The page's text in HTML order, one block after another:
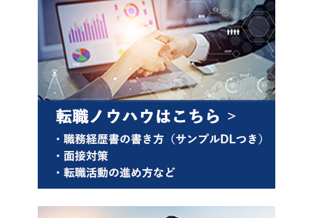
キャンセル ログアウト